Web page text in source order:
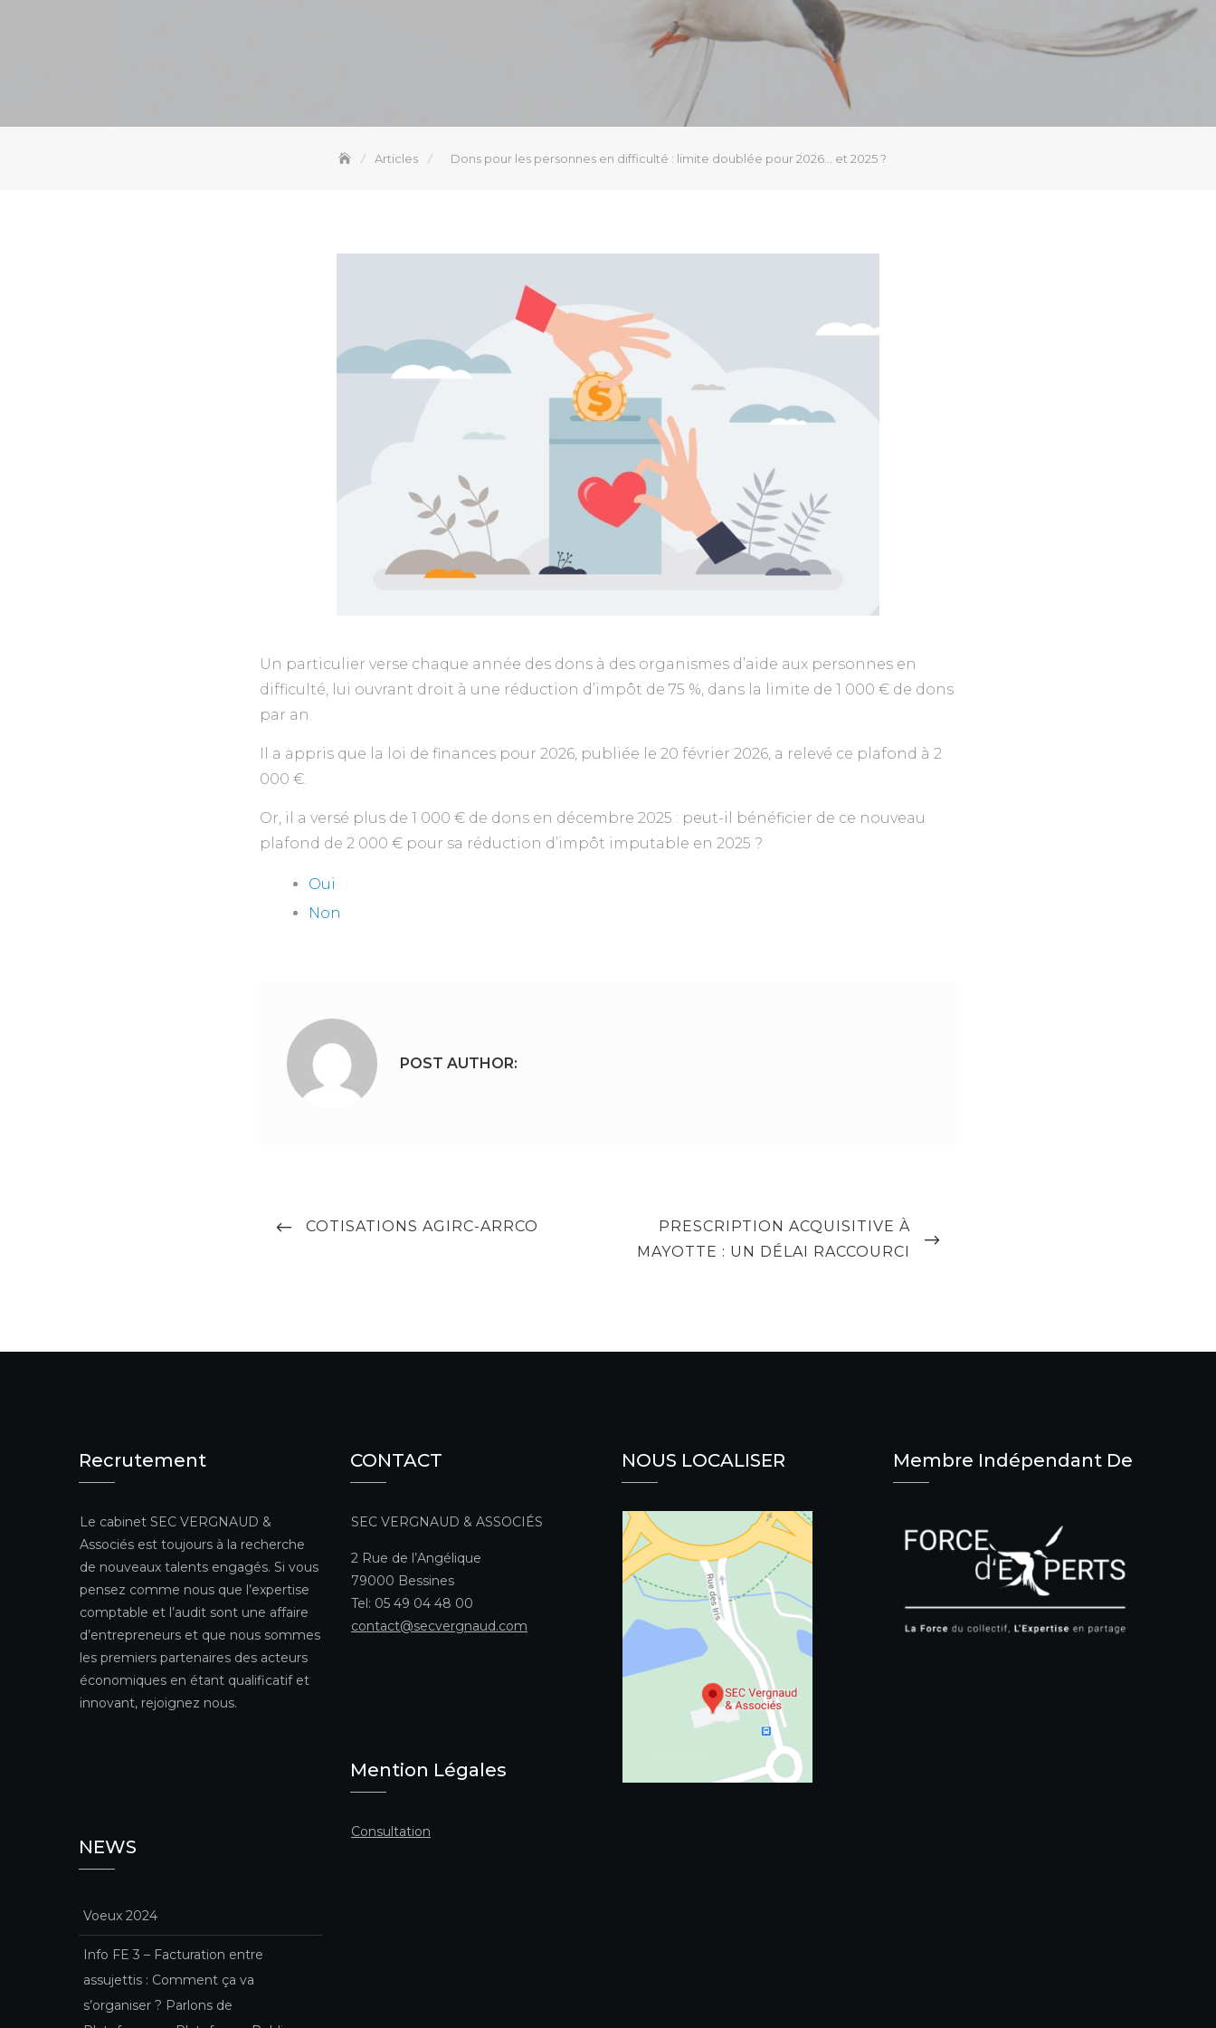
Articles Dons pour les personnes en difficulté : limite doublée pour 2026… et 2025 ?
Un particulier verse chaque année des dons à des organismes d’aide aux personnes en
difficulté, lui ouvrant droit à une réduction d’impôt de 75 %, dans la limite de 1 000 € de dons
par an.
Il a appris que la loi de finances pour 2026, publiée le 20 février 2026, a relevé ce plafond à 2
000 €.
Or, il a versé plus de 1 000 € de dons en décembre 2025 : peut-il bénéficier de ce nouveau
plafond de 2 000 € pour sa réduction d’impôt imputable en 2025 ?
Oui
Non
POST AUTHOR:
Navigation
PREVIOUS
COTISATIONS AGIRC-ARRCO
NEXT
POST
PRESCRIPTION ACQUISITIVE À
MAYOTTE : UN DÉLAI RACCOURCI
Recrutement
Le cabinet SEC VERGNAUD &
Associés est toujours à la recherche
de nouveaux talents engagés. Si vous
pensez comme nous que l’expertise
comptable et l’audit sont une affaire
d’entrepreneurs et que nous sommes
les premiers partenaires des acteurs
économiques en étant qualificatif et
innovant, rejoignez nous.
NEWS
Voeux 2024
Info FE 3 – Facturation entre
assujettis : Comment ça va
s’organiser ? Parlons de
CONTACT
SEC VERGNAUD & ASSOCIÉS
2 Rue de l’Angélique
79000 Bessines
Tel: 05 49 04 48 00
contact@secvergnaud.com
Mention Légales
Consultation
NOUS LOCALISER Membre Indépendant De